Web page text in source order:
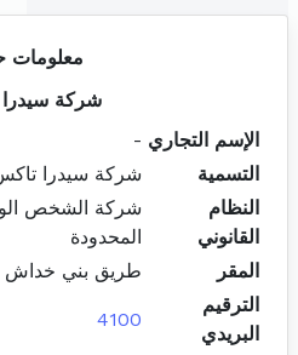
معلومات
شركة
الإسم التجاري -
التسمية
شركة سيدرا
النظام
القانوني
شركة الشخص
المحدودة
المقر
طريق بني خداش
الترقيم
البريدي
4100